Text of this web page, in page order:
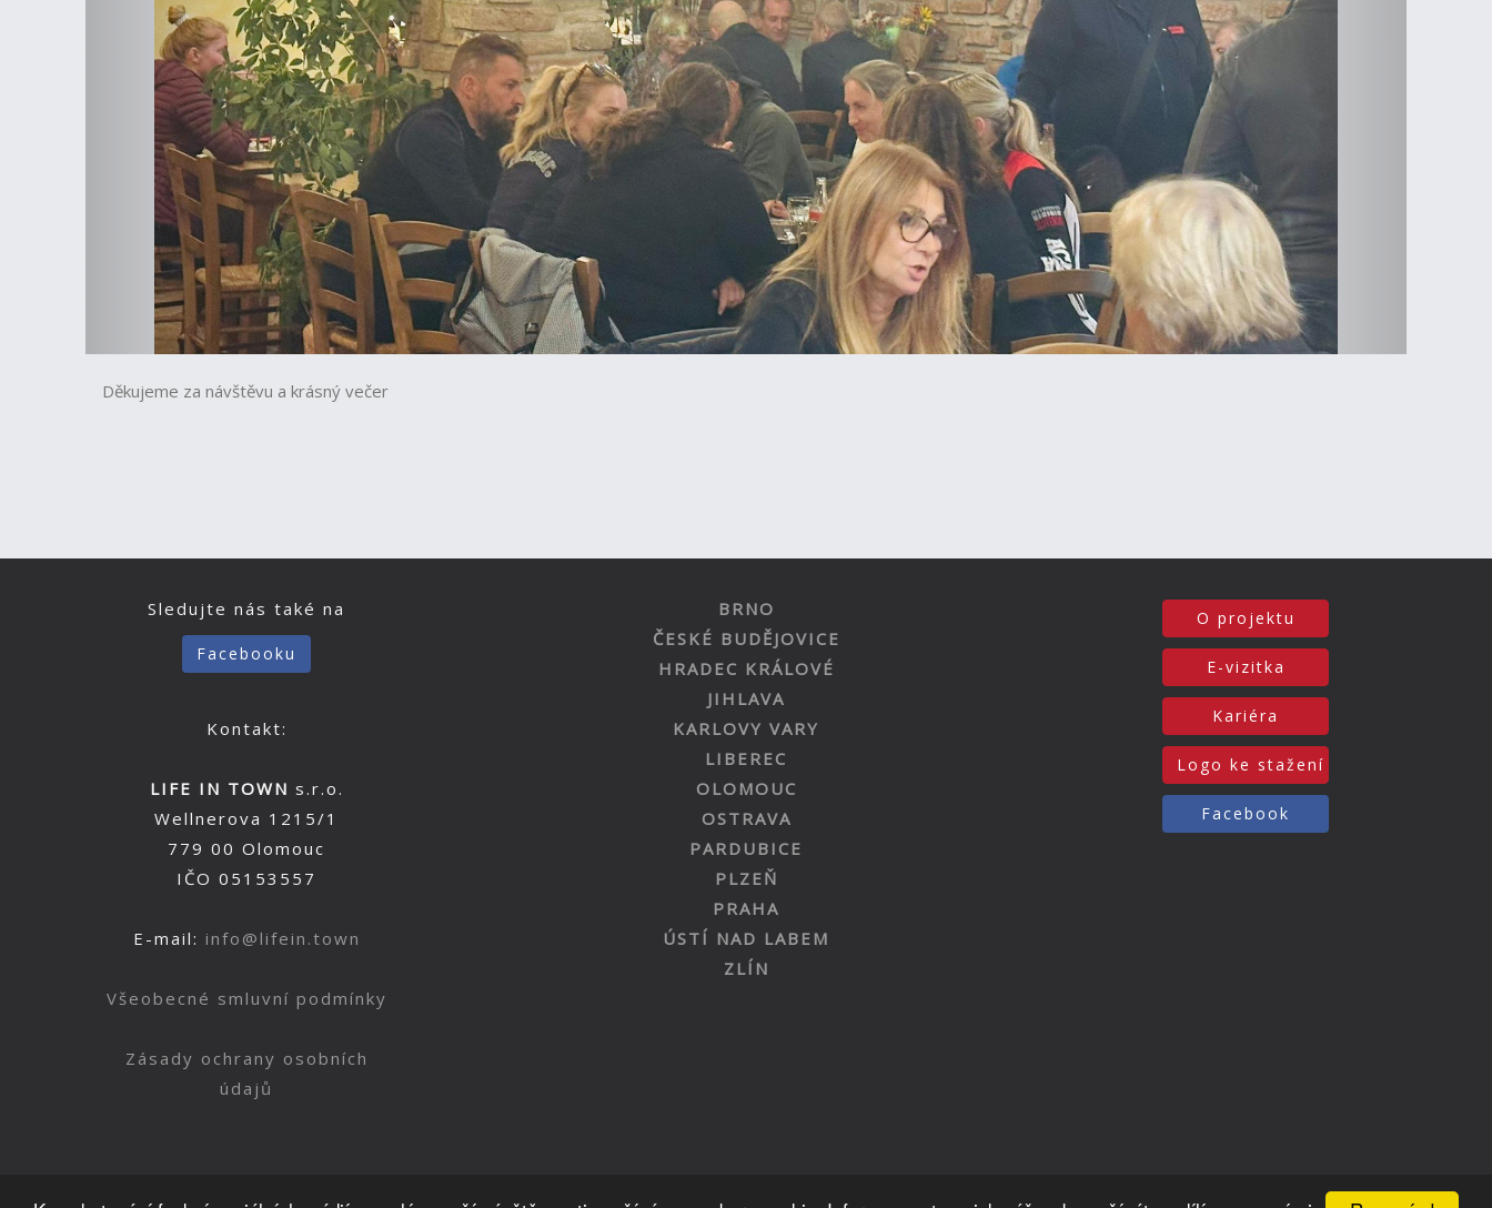
Děkujeme za návštěvu a krásný večer
Sledujte nás také na
Facebooku
Kontakt:
LIFE IN TOWN s.r.o.
Wellnerova 1215/1
779 00 Olomouc
IČO 05153557
E-mail: info@lifein.town
Všeobecné smluvní podmínky
Zásady ochrany osobních
údajů
BRNO
ČESKÉ BUDĚJOVICE
HRADEC KRÁLOVÉ
JIHLAVA
KARLOVY VARY
LIBEREC
OLOMOUC
OSTRAVA
PARDUBICE
PLZEŇ
PRAHA
ÚSTÍ NAD LABEM
ZLÍN
O projektu
E-vizitka
Kariéra
Logo ke stažení
Facebook
Nahoru